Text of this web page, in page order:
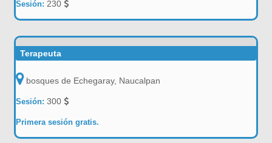
Sesión:230
Terapeuta
bosques de Echegaray, Naucalpan
Sesión:300
Primera sesión gratis.